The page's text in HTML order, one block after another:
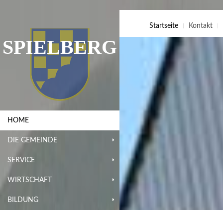
SPIELBERG
HOME
DIE GEMEINDE
SERVICE
WIRTSCHAFT
BILDUNG
Startseite Kontakt